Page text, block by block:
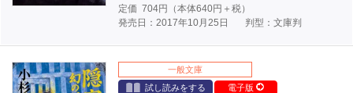
定価 704円（本体640円＋税）
発売日：2017年10月25日
判型：文庫判
一般文庫
試し読みをする
電子版